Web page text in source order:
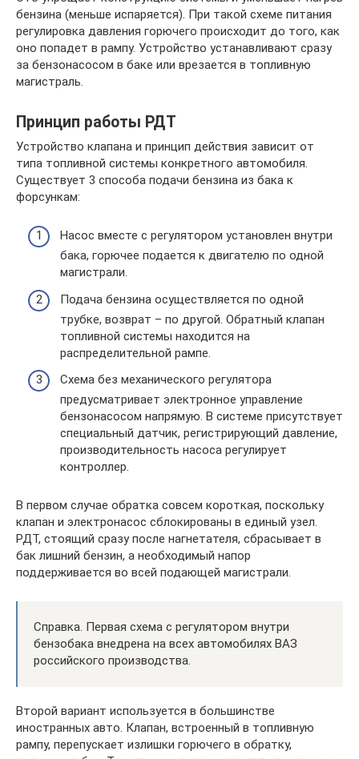
бензина (меньше испаряется). При такой схеме питания
регулировка давления горючего происходит до того, как
оно попадет в рампу. Устройство устанавливают сразу
за бензонасосом в баке или врезается в топливную
магистраль.
Принцип работы РДТ
Устройство клапана и принцип действия зависит от
типа топливной системы конкретного автомобиля.
Существует 3 способа подачи бензина из бака к
форсункам:
Насос вместе с регулятором установлен внутри
бака, горючее подается к двигателю по одной
магистрали.
Подача бензина осуществляется по одной
трубке, возврат – по другой. Обратный клапан
топливной системы находится на
распределительной рампе.
Схема без механического регулятора
предусматривает электронное управление
бензонасосом напрямую. В системе присутствует
специальный датчик, регистрирующий давление,
производительность насоса регулирует
контроллер.
В первом случае обратка совсем короткая, поскольку
клапан и электронасос сблокированы в единый узел.
РДТ, стоящий сразу после нагнетателя, сбрасывает в
бак лишний бензин, а необходимый напор
поддерживается во всей подающей магистрали.
Справка. Первая схема с регулятором внутри
бензобака внедрена на всех автомобилях ВАЗ
российского производства.
Второй вариант используется в большинстве
иностранных авто. Клапан, встроенный в топливную
рампу, перепускает излишки горючего в обратку,